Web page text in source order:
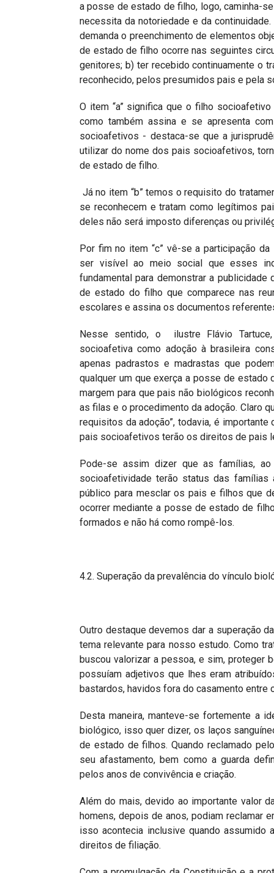
a posse de estado de filho, logo, caminha-
necessita da notoriedade e da
demanda o preenchimento de elementos
de estado de filho ocorre nas seguintes
genitores; b) ter recebido continuamente o
reconhecido, pelos presumidos pais e pela
O item “a” significa que o filho
como também assina e se apresenta
socioafetivos - destaca-se que a
utilizar do nome dos pais socioafetivos,
de estado de filho.
Já no item “b” temos o requisito do
se reconhecem e tratam como legítimos
deles não será imposto diferenças ou
Por fim no item “c” vê-se a participação
ser visível ao meio social que esses
fundamental para demonstrar a
de estado do filho que comparece nas
escolares e assina os documentos
Nesse sentido, o ilustre Flávio Tartuce,
socioafetiva como adoção à brasileira
apenas padrastos e madrastas que
qualquer um que exerça a posse de
margem para que pais não biológicos
as filas e o procedimento da adoção. Claro
requisitos da adoção”, todavia, é
pais socioafetivos terão os direitos de pais
Pode-se assim dizer que as famílias,
socioafetividade terão status das
público para mesclar os pais e filhos que
ocorrer mediante a posse de estado de
formados e não há como rompê-los.
4.2. Superação da prevalência do vínculo
Outro destaque devemos dar a superação
tema relevante para nosso estudo. Como
buscou valorizar a pessoa, e sim, proteger
possuíam adjetivos que lhes eram
bastardos, havidos fora do casamento entre
Desta maneira, manteve-se fortemente a
biológico, isso quer dizer, os laços
de estado de filhos. Quando reclamado
seu afastamento, bem como a guarda
pelos anos de convivência e criação.
Além do mais, devido ao importante valor
homens, depois de anos, podiam reclamar
isso acontecia inclusive quando assumido
direitos de filiação.